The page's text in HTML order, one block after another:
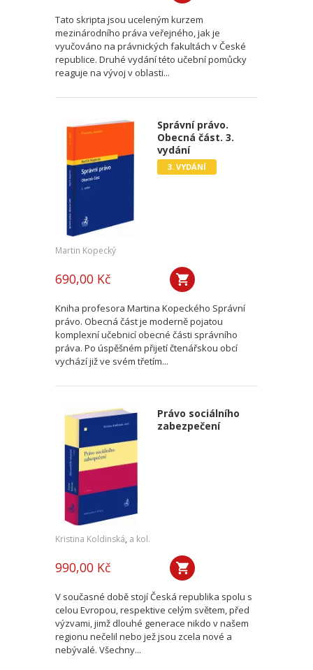
Tato skripta jsou uceleným kurzem
mezinárodního práva veřejného, jak je
vyučováno na právnických fakultách v České
republice. Druhé vydání této učební pomůcky
reaguje na vývoj v oblasti...
Správní právo.
Obecná část. 3.
vydání
3. VYDÁNÍ
Martin Kopecký
690,00 Kč
Kniha profesora Martina Kopeckého Správní
právo. Obecná část je moderně pojatou
komplexní učebnicí obecné části správního
práva. Po úspěšném přijetí čtenářskou obcí
vychází již ve svém třetím...
Právo sociálního
zabezpečení
Kristina Koldinská, a kol.
990,00 Kč
V současné době stojí Česká republika spolu s
celou Evropou, respektive celým světem, před
výzvami, jimž dlouhé generace nikdo v našem
regionu nečelil nebo jež jsou zcela nové a
nebývalé. Všechny...